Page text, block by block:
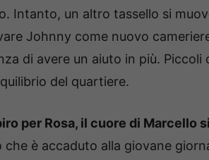
Intanto, un altro tassello si
Johnny come nuovo
di avere un aiuto in più.
del quartiere.
per Rosa, il cuore di Marcello
che è accaduto alla giovane